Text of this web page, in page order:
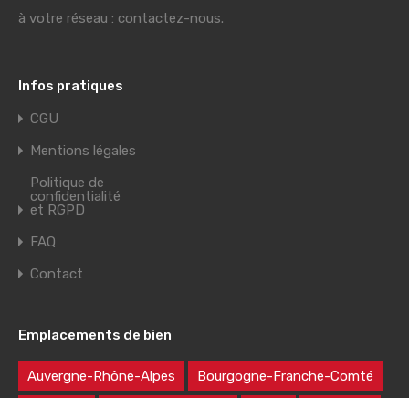
à votre réseau : contactez-nous.
Infos pratiques
CGU
Mentions légales
Politique de
confidentialité
et RGPD
FAQ
Contact
Emplacements de bien
Auvergne-Rhône-Alpes Bourgogne-Franche-Comté